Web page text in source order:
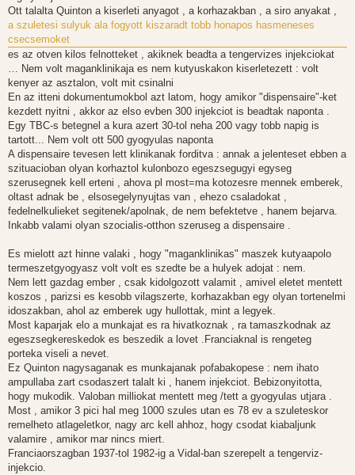
Ott talalta Quinton a kiserleti anyagot , a korhazakban , a siro anyakat ,
a szuletesi sulyuk ala fogyott kiszaradt tobb honapos hasmeneses
csecsemoket
es az otven kilos felnotteket , akiknek beadta a tengervizes injekciokat
… Nem volt maganklinikaja es nem kutyuskakon kiserletezett : volt
kenyer az asztalon, volt mit csinalni
En az itteni dokumentumokbol azt latom, hogy amikor "dispensaire"-ket
kezdett nyitni , akkor az elso evben 300 injekciot is beadtak naponta .
Egy TBC-s betegnel a kura azert 30-tol neha 200 vagy tobb napig is
tartott... Nem volt ott 500 gyogyulas naponta
A dispensaire tevesen lett klinikanak forditva : annak a jelenteset ebben a
szituacioban olyan korhaztol kulonbozo egeszsegugyi egyseg
szerusegnek kell erteni , ahova pl most=ma kotozesre mennek emberek,
oltast adnak be , elsosegelynyujtas van , ehezo csaladokat ,
fedelnelkulieket segitenek/apolnak, de nem befektetve , hanem bejarva.
Inkabb valami olyan szocialis-otthon szeruseg a dispensaire .
Es mielott azt hinne valaki , hogy "maganklinikas" maszek kutyaapolo
termeszetgyogyasz volt volt es szedte be a hulyek adojat : nem.
Nem lett gazdag ember , csak kidolgozott valamit , amivel eletet mentett
koszos , parizsi es kesobb vilagszerte, korhazakban egy olyan tortenelmi
idoszakban, ahol az emberek ugy hullottak, mint a legyek.
Most kaparjak elo a munkajat es ra hivatkoznak , ra tamaszkodnak az
egeszsegkereskedok es beszedik a lovet .Franciaknal is rengeteg
porteka viseli a nevet.
Ez Quinton nagysaganak es munkajanak pofabakopese : nem ihato
ampullaba zart csodaszert talalt ki , hanem injekciot. Bebizonyitotta,
hogy mukodik. Valoban milliokat mentett meg /tett a gyogyulas utjara .
Most , amikor 3 pici hal meg 1000 szules utan es 78 ev a szuleteskor
remelheto atlageletkor, nagy arc kell ahhoz, hogy csodat kiabaljunk
valamire , amikor mar nincs miert.
Franciaorszagban 1937-tol 1982-ig a Vidal-ban szerepelt a tengerviz-
injekcio.